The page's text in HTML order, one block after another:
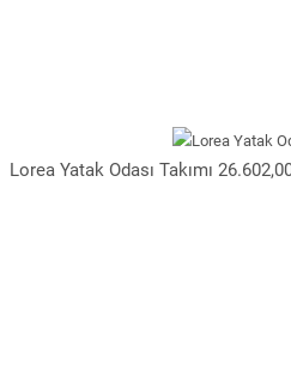
Lorea Yatak Odası Takımı